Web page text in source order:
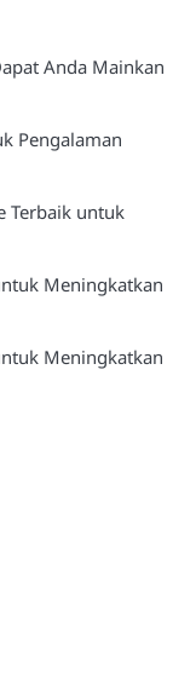
Anda Mainkan
Pengalaman
Terbaik untuk
Meningkatkan
Meningkatkan